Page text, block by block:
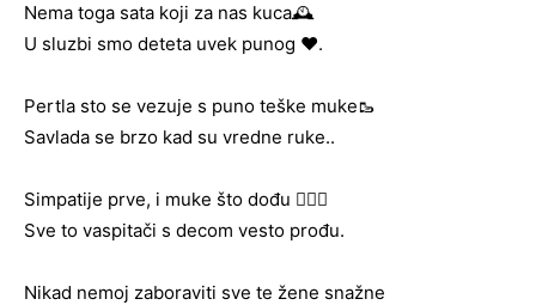
Nema toga sata koji za nas kuca🕰️
U sluzbi smo deteta uvek punog ❤️.
Pertla sto se vezuje s puno teške muke🥾
Savlada se brzo kad su vredne ruke..
Simpatije prve, i muke što dođu 👩‍❤️‍👨
Sve to vaspitači s decom vesto prođu.
Nikad nemoj zaboraviti sve te žene snažne